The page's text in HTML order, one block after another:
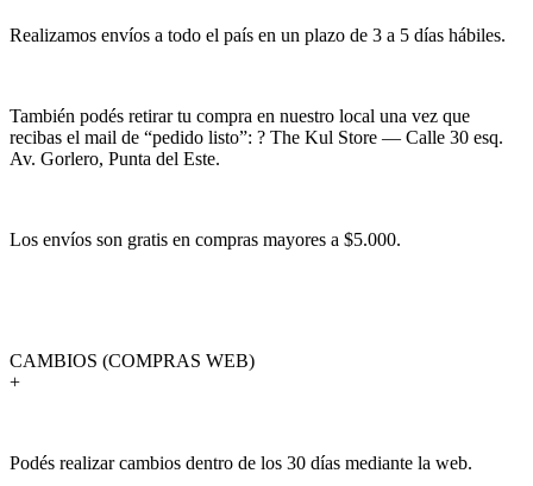
Realizamos envíos a todo el país en un plazo de 3 a 5 días hábiles.
También podés retirar tu compra en nuestro local una vez que
recibas el mail de “pedido listo”: ? The Kul Store — Calle 30 esq.
Av. Gorlero, Punta del Este.
Los envíos son gratis en compras mayores a $5.000.
CAMBIOS (COMPRAS WEB)
+
Podés realizar cambios dentro de los 30 días mediante la web.